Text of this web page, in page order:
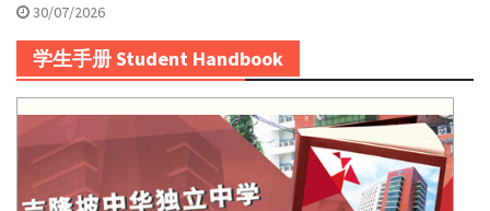
30/07/2026
学生手册 Student Handbook